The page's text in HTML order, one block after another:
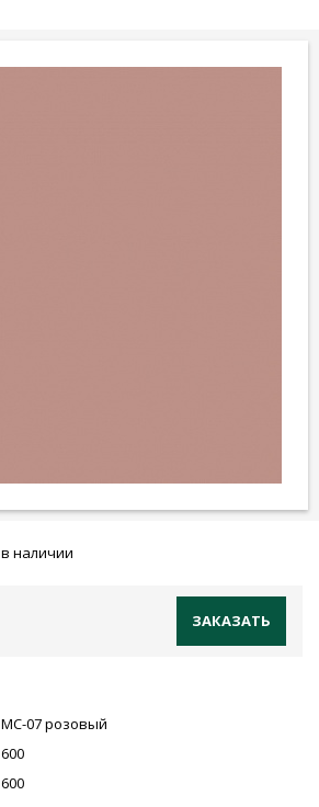
в наличии
ЗАКАЗАТЬ
MC-07 розовый
600
600